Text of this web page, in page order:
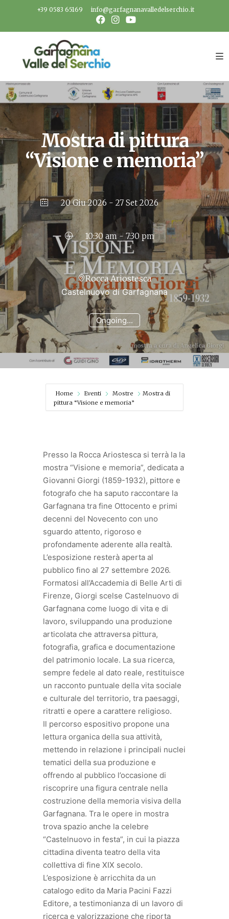
+39 0583 65169 info@garfagnanavalledelserchio.it
Mostra di pittura
“Visione e memoria”
20 Giu 2026 - 27 Set 2026
Ongoing...
10:30 am - 7:30 pm
Rocca Ariostesca
Castelnuovo di Garfagnana
Home Eventi Mostre
Mostra di
pittura “Visione e memoria”
Presso la Rocca Ariostesca si terrà la la
mostra “Visione e memoria”, dedicata a
Giovanni Giorgi (1859-1932), pittore e
fotografo che ha saputo raccontare la
Garfagnana tra fine Ottocento e primi
decenni del Novecento con uno
sguardo attento, rigoroso e
profondamente aderente alla realtà.
L’esposizione resterà aperta al
pubblico fino al 27 settembre 2026.
Formatosi all’Accademia di Belle Arti di
Firenze, Giorgi scelse Castelnuovo di
Garfagnana come luogo di vita e di
lavoro, sviluppando una produzione
articolata che attraversa pittura,
fotografia, grafica e documentazione
del patrimonio locale. La sua ricerca,
sempre fedele al dato reale, restituisce
un racconto puntuale della vita sociale
e culturale del territorio, tra paesaggi,
ritratti e opere a carattere religioso.
Il percorso espositivo propone una
lettura organica della sua attività,
mettendo in relazione i principali nuclei
tematici della sua produzione e
offrendo al pubblico l’occasione di
riscoprire una figura centrale nella
costruzione della memoria visiva della
Garfagnana. Tra le opere in mostra
trova spazio anche la celebre
“Castelnuovo in festa”, in cui la piazza
cittadina diventa teatro della vita
collettiva di fine XIX secolo.
L’esposizione è arricchita da un
catalogo edito da Maria Pacini Fazzi
Editore, a testimonianza di un lavoro di
ricerca e valorizzazione che riporta